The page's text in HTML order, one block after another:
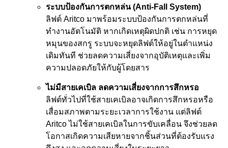
ระบบป้องกันการตกหล่น (Anti-Fall System)
ลิฟต์ Aritco มาพร้อมระบบป้องกันการตกหล่นที่
ทำงานอัตโนมัติ หากเกิดเหตุผิดปกติ เช่น การหยุด
หมุนของสกรู ระบบจะหยุดลิฟต์ให้อยู่ในตำแหน่ง
เดิมทันที ช่วยลดความเสี่ยงจากอุบัติเหตุและเพิ่ม
ความปลอดภัยให้กับผู้โดยสาร
ไม่มีสายเคเบิล ลดความเสี่ยงจากการสึกหรอ
ลิฟต์ทั่วไปที่ใช้สายเคเบิลอาจเกิดการสึกหรอหรือ
เสื่อมสภาพตามระยะเวลาการใช้งาน แต่ลิฟต์
Aritco ไม่ใช้สายเคเบิลในการขับเคลื่อน จึงช่วยลด
โอกาสเกิดความเสียหายจากชิ้นส่วนที่ต้องรับแรง